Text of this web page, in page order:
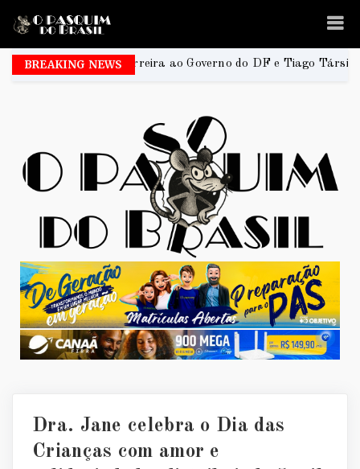
BREAKING NEWS
Elisson Ferreira ao Governo do DF e Tiago Társis ao Senado
Dra. Jane celebra o Dia das
Crianças com amor e